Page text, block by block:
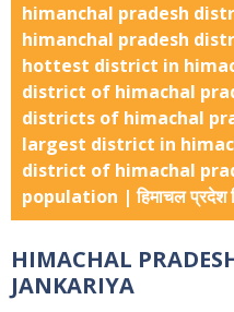
himanchal pradesh
himanchal pradesh
hottest district in
district of himachal
districts of himachal
largest district in
district of himachal
population | हिमाचल प्रदेश
HIMACHAL
JANKARIYA